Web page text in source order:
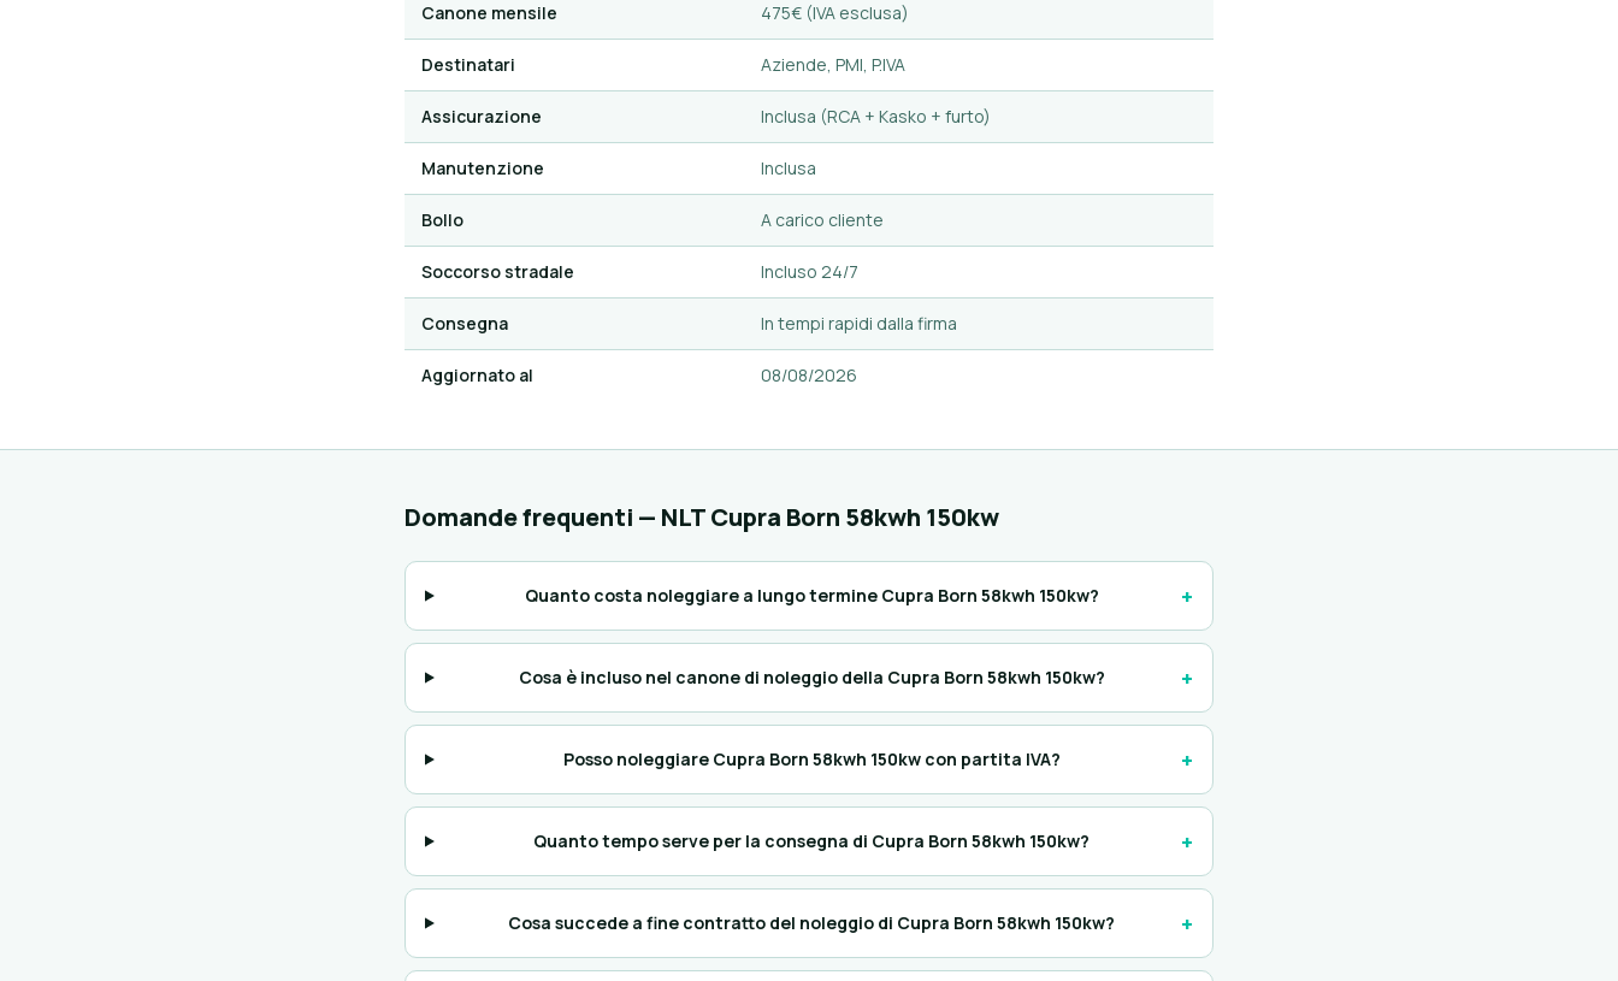
Canone mensile 475€ (IVA esclusa)
Destinatari Aziende, PMI, P.IVA
Assicurazione Inclusa (RCA + Kasko + furto)
Manutenzione Inclusa
Bollo A carico cliente
Soccorso stradale Incluso 24/7
Consegna In tempi rapidi dalla firma
Aggiornato al 08/08/2026
Domande frequenti — NLT Cupra Born 58kwh 150kw
Quanto costa noleggiare a lungo termine Cupra Born 58kwh 150kw? +
Cosa è incluso nel canone di noleggio della Cupra Born 58kwh 150kw? +
Posso noleggiare Cupra Born 58kwh 150kw con partita IVA? +
Quanto tempo serve per la consegna di Cupra Born 58kwh 150kw? +
Cosa succede a fine contratto del noleggio di Cupra Born 58kwh 150kw? +